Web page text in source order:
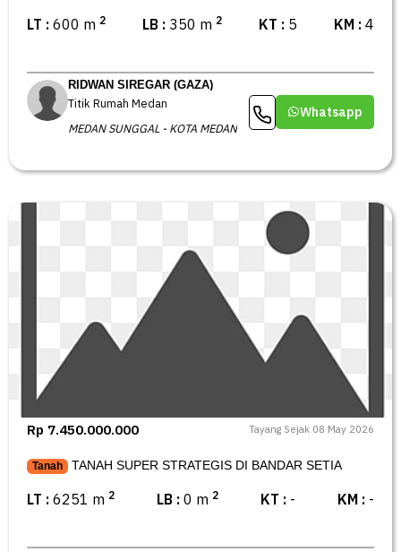
LT : 600 m 2 LB : 350 m 2 KT : 5 KM : 4
RIDWAN SIREGAR (GAZA)
Titik Rumah Medan
MEDAN SUNGGAL - KOTA MEDAN
Whatsapp
Rp 7.450.000.000 Tayang Sejak 08 May 2026
Tanah TANAH SUPER STRATEGIS DI BANDAR SETIA
LT : 6251 m 2 LB : 0 m 2 KT : - KM : -